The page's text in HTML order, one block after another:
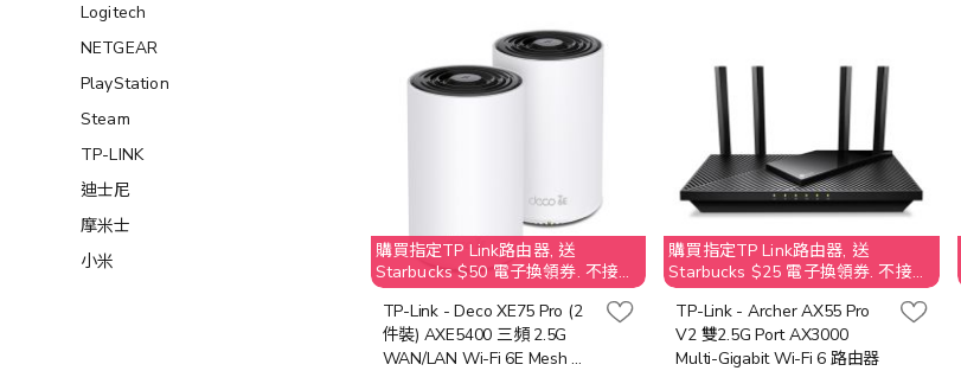
購買指定TP Link路由器, 送
Starbucks $50 電子換領券. 不接受
取消訂單；客人需要退還贈品
Starbucks $50 之價值
TP-Link - Deco XE75 Pro (2
件裝) AXE5400 三頻 2.5G
WAN/LAN Wi-Fi 6E Mesh 路
購買指定TP Link路由器, 送
Starbucks $25 電子換領券. 不接受
取消訂單；客人需要退還贈品
Starbucks $25 之價值
TP-Link - Archer AX55 Pro
V2 雙2.5G Port AX3000
Multi-Gigabit Wi-Fi 6 路由器
Logitech
NETGEAR
PlayStation
Steam
TP-LINK
迪士尼
摩米士
小米